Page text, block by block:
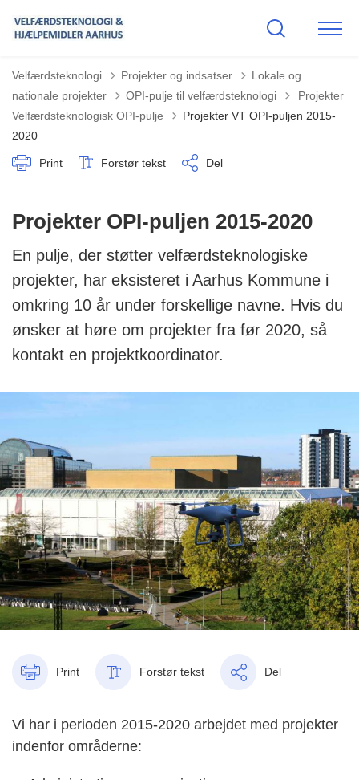
Velfærdsteknologi Projekter og indsatser
Lokale og
nationale projekter
OPI-pulje til velfærdsteknologi Tilbage til
Projekter
Velfærdsteknologisk OPI-pulje
Projekter VT OPI-puljen 2015-
2020
Print Forstør tekst Del
Projekter OPI-puljen 2015-2020
En pulje, der støtter velfærdsteknologiske
projekter, har eksisteret i Aarhus Kommune i
omkring 10 år under forskellige navne. Hvis du
ønsker at høre om projekter fra før 2020, så
kontakt en projektkoordinator.
Print Forstør tekst Del
Vi har i perioden 2015-2020 arbejdet med projekter
indenfor områderne: